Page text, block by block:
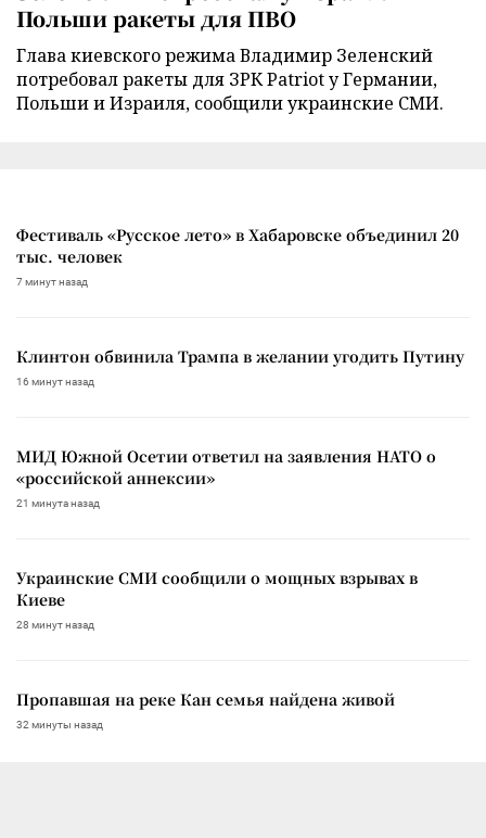
Польши ракеты для ПВО
Глава киевского режима Владимир Зеленский
потребовал ракеты для ЗРК Patriot у Германии,
Польши и Израиля, сообщили украинские СМИ.
Фестиваль «Русское лето» в Хабаровске объединил 20
тыс. человек
7 минут назад
Клинтон обвинила Трампа в желании угодить Путину
16 минут назад
МИД Южной Осетии ответил на заявления НАТО о
«российской аннексии»
21 минута назад
Украинские СМИ сообщили о мощных взрывах в
Киеве
28 минут назад
Пропавшая на реке Кан семья найдена живой
32 минуты назад